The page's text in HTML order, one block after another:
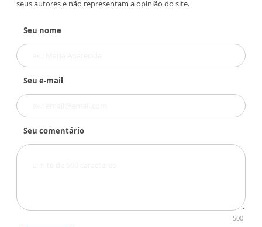
seus autores e não representam a opinião do site.
Seu nome
Seu e-mail
Seu comentário
500